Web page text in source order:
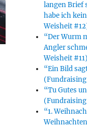
langen Brief
habe ich
Weisheit
“Der Wurm
Angler
Weisheit #11)
“Ein Bild
“Tu Gutes
“1.